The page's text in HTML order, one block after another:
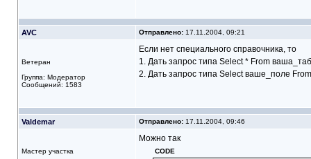
AVC Отправлено:17.11.2004, 09:21
Ветеран
Группа: Модератор
Сообщений: 1583
Если нет специального справочника, то
1. Дать запрос типа Select * From
2. Дать запрос типа Select ваше_поле
Valdemar Отправлено:17.11.2004, 09:46
Мастер участка
Можно так
CODE